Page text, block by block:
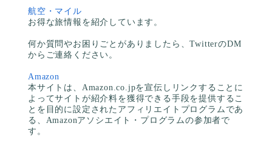
航空・マイル
お得な旅情報を紹介しています。
何か質問やお困りごとがありましたら、TwitterのDM
からご連絡ください。
Amazon
本サイトは、Amazon.co.jpを宣伝しリンクすることに
よってサイトが紹介料を獲得できる手段を提供するこ
とを目的に設定されたアフィリエイトプログラムであ
る、Amazonアソシエイト・プログラムの参加者で
す。